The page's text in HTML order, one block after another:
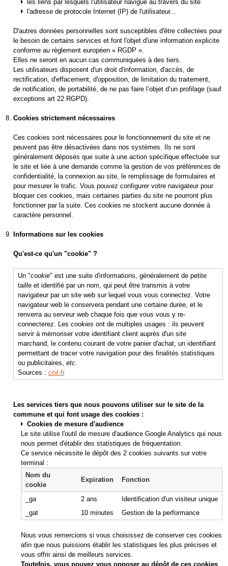
les liens par lesquels l'utilisateur navigue au travers du site
l'adresse de protocole Internet (IP) de l'utilisateur...
D'autres données personnelles sont susceptibles d'être collectées pour
le besoin de certains services et font l'objet d'une information explicite
conforme au règlement européen « RGDP ».
Elles ne seront en aucun cas communiquées à des tiers.
Les utilisateurs disposent d'un droit d'information, d'accès, de
rectification, d'effacement, d'opposition, de limitation du traitement,
de notification, de portabilité, de ne pas faire l’objet d’un profilage (sauf
exceptions art 22 RGPD).
Cookies strictement nécessaires
Ces cookies sont nécessaires pour le fonctionnement du site et ne
peuvent pas être désactivées dans nos systèmes. Ils ne sont
généralement déposés que suite à une action spécifique effectuée sur
le site et liée à une demande comme la gestion de vos préférences de
confidentialité, la connexion au site, le remplissage de formulaires et
pour mesurer le trafic. Vous pouvez configurer votre navigateur pour
bloquer ces cookies, mais certaines parties du site ne pourront plus
fonctionner par la suite. Ces cookies ne stockent aucune donnée à
caractère personnel.
Informations sur les cookies
Qu'est-ce qu'un "cookie" ?
Un "cookie" est une suite d'informations, généralement de petite
taille et identifié par un nom, qui peut être transmis à votre
navigateur par un site web sur lequel vous vous connectez. Votre
navigateur web le conservera pendant une certaine durée, et le
renverra au serveur web chaque fois que vous vous y re-
connecterez. Les cookies ont de multiples usages : ils peuvent
servir à mémoriser votre identifiant client auprès d'un site
marchand, le contenu courant de votre panier d'achat, un identifiant
permettant de tracer votre navigation pour des finalités statistiques
ou publicitaires, etc.
Sources : cnil.fr
Les services tiers que nous pouvons utiliser sur le site de la
commune et qui font usage des cookies :
Cookies de mesure d'audience
Le site utilise l'outil de mesure d'audience Google Analytics qui nous
nous permet d'établir des statistiques de fréquentation.
Ce service nécessite le dépôt des 2 cookies suivants sur votre
terminal :
Nom du
cookie
Expiration Fonction
_ga 2 ans
Identification d'un visiteur unique
_gat
10 minutes Gestion de la performance
Nous vous remercions si vous choisissez de conserver ces cookies
afin que nous puissions établir les statistiques les plus précises et
vous offrir ainsi de meilleurs services.
Toutefois, vous pouvez vous opposer au dépôt de ces cookies